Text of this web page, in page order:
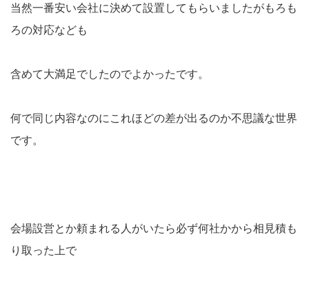
当然一番安い会社に決めて設置してもらいましたがもろも
ろの対応なども
含めて大満足でしたのでよかったです。
何で同じ内容なのにこれほどの差が出るのか不思議な世界
です。
会場設営とか頼まれる人がいたら必ず何社かから相見積も
り取った上で